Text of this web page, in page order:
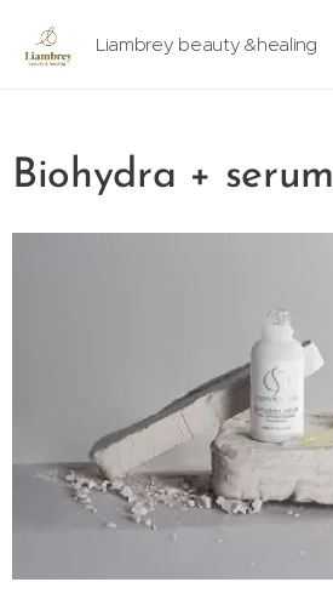
Liambrey beauty &healing
Biohydra + serum